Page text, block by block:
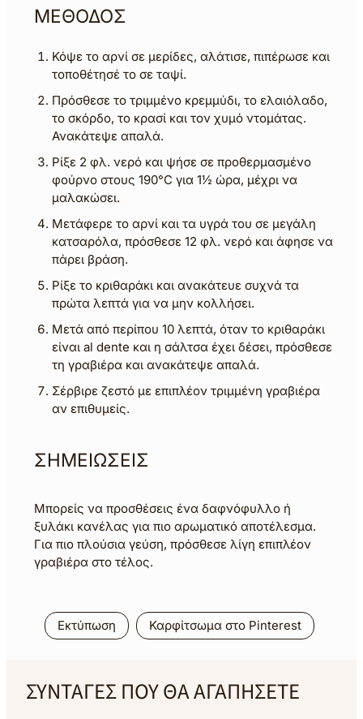
ΜΕΘΟΔΟΣ
Κόψε το αρνί σε μερίδες, αλάτισε, πιπέρωσε και
τοποθέτησέ το σε ταψί.
Πρόσθεσε το τριμμένο κρεμμύδι, το ελαιόλαδο,
το σκόρδο, το κρασί και τον χυμό ντομάτας.
Ανακάτεψε απαλά.
Ρίξε 2 φλ. νερό και ψήσε σε προθερμασμένο
φούρνο στους 190°C για 1½ ώρα, μέχρι να
μαλακώσει.
Μετάφερε το αρνί και τα υγρά του σε μεγάλη
κατσαρόλα, πρόσθεσε 12 φλ. νερό και άφησε να
πάρει βράση.
Ρίξε το κριθαράκι και ανακάτευε συχνά τα
πρώτα λεπτά για να μην κολλήσει.
Μετά από περίπου 10 λεπτά, όταν το κριθαράκι
είναι al dente και η σάλτσα έχει δέσει, πρόσθεσε
τη γραβιέρα και ανακάτεψε απαλά.
Σέρβιρε ζεστό με επιπλέον τριμμένη γραβιέρα
αν επιθυμείς.
ΣΗΜΕΙΩΣΕΙΣ
Μπορείς να προσθέσεις ένα δαφνόφυλλο ή
ξυλάκι κανέλας για πιο αρωματικό αποτέλεσμα.
Για πιο πλούσια γεύση, πρόσθεσε λίγη επιπλέον
γραβιέρα στο τέλος.
Εκτύπωση Καρφίτσωμα στο Pinterest
ΣΥΝΤΑΓΕΣ ΠΟΥ ΘΑ ΑΓΑΠΗΣΕΤΕ